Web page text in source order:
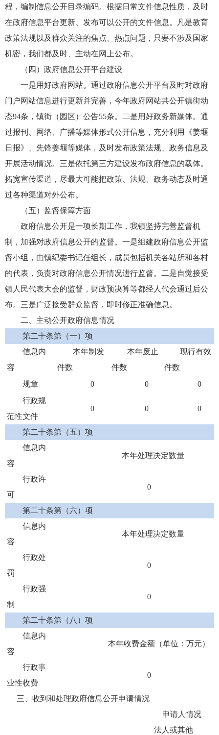
程，编制信息公开目录编码。根据日常文件信息性质，及时
在政府信息平台更新、发布可以公开的文件信息。凡是教育
政策法规以及群众关注的焦点、热点问题，只要不涉及国家
机密，我们都及时、主动在网上公布。
（四）政府信息公开平台建设
一是用好政府网站。通过政府信息公开平台及时对政府
门户网站信息进行更新并完善，今年政府网站共公开镇街动
态94条，镇街（园区）公告55条。
二是用好政务新媒体。通
过报刊、网络、广播等媒体形式公开信息，充分利用《姜堰
日报》、先锋姜堰等媒体，及时发布政策法规、政务信息及
开展活动情况。 三是依托第三方建设发布政府信息的载体。
拓宽宣传渠道，尽最大可能把政策、法规、政务动态及时通
过各种渠道对外公布。
（五）监督保障方面
政府信息公开是一项长期工作，我镇坚持完善监督机
制，加强对政府信息公开的监督。一是组建政府信息公开监
督小组，由镇纪委书记任组长，成员包括机关各站所和各村
的代表，负责对政府信息公开情况进行监督。二是自觉接受
镇人民代表大会的监督，财政预决算等都经人代会通过后公
布。三是广泛接受群众监督，即时修正准确信息。
二、主动公开政府信息情况
第二十条第（一）项
信息内
容
本年制发
件数
本年废止
件数
现行有效
件数
规章
0 0
0
行政规
范性文件
0 0 0
第二十条第（五）项
信息内
容
本年处理决定数量
行政许
可
0
第二十条第（六）项
信息内
容
本年处理决定数量
行政处
罚
0
行政强
制
0
第二十条第（八）项
信息内
容
本年收费金额（单位：万元）
行政事
业性收费
0
三、收到和处理政府信息公开申请情况
申请人情况
法人或其他